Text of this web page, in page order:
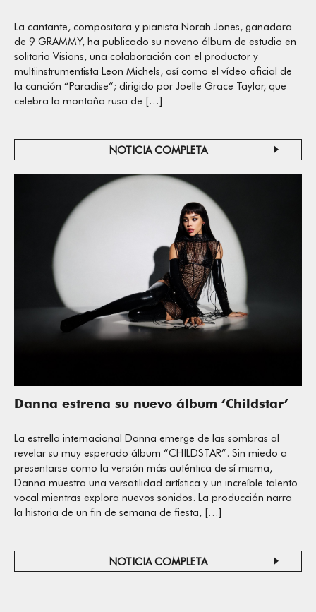
La cantante, compositora y pianista Norah Jones, ganadora
de 9 GRAMMY, ha publicado su noveno álbum de estudio en
solitario Visions, una colaboración con el productor y
multiinstrumentista Leon Michels, así como el vídeo oficial de
la canción “Paradise“; dirigido por Joelle Grace Taylor, que
celebra la montaña rusa de […]
NOTICIA COMPLETA
Danna estrena su nuevo álbum ‘Childstar’
La estrella internacional Danna emerge de las sombras al
revelar su muy esperado álbum “CHILDSTAR”. Sin miedo a
presentarse como la versión más auténtica de sí misma,
Danna muestra una versatilidad artística y un increíble talento
vocal mientras explora nuevos sonidos. La producción narra
la historia de un fin de semana de fiesta, […]
NOTICIA COMPLETA